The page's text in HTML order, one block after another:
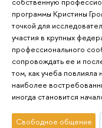
программы Кристины
точкой для
участия в крупных
профессионального
сопровождать ее и
том, как учеба повлияла
наиболее
иногда становится
Свободное общение